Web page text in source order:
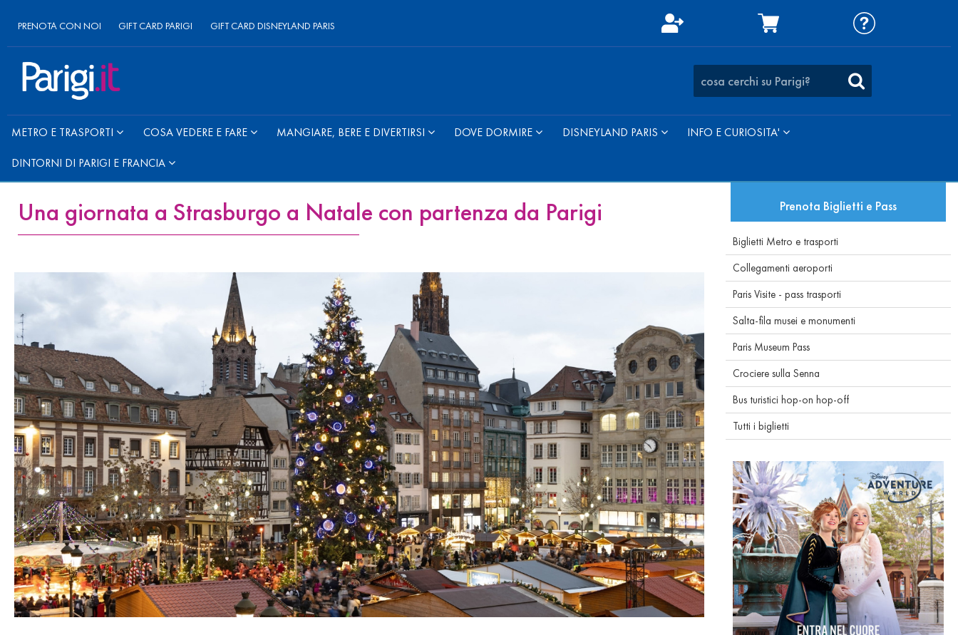
PRENOTA CON NOI GIFT CARD PARIGI GIFT CARD DISNEYLAND PARIS
METRO E TRASPORTI COSA VEDERE E FARE MANGIARE, BERE E DIVERTIRSI DOVE DORMIRE DISNEYLAND PARIS INFO E CURIOSITA'
DINTORNI DI PARIGI E FRANCIA
Una giornata a Strasburgo a Natale con partenza da Parigi Prenota Biglietti e Pass
Biglietti Metro e trasporti
Collegamenti aeroporti
Paris Visite - pass trasporti
Salta-fila musei e monumenti
Paris Museum Pass
Crociere sulla Senna
Bus turistici hop-on hop-off
Tutti i biglietti